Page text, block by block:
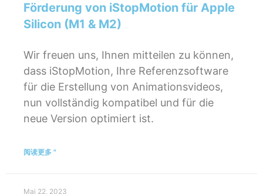
Förderung von iStopMotion für Apple
Silicon (M1 & M2)
Wir freuen uns, Ihnen mitteilen zu können,
dass iStopMotion, Ihre Referenzsoftware
für die Erstellung von Animationsvideos,
nun vollständig kompatibel und für die
neue Version optimiert ist.
阅读更多 "
Mai 22, 2023